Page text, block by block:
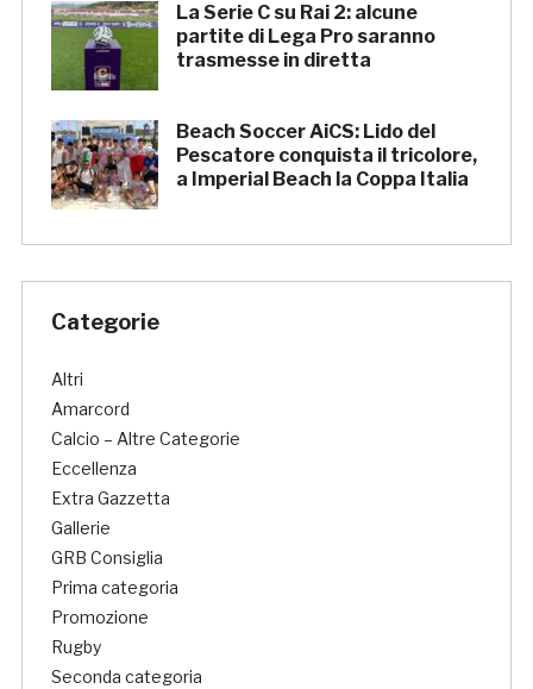
La Serie C su Rai 2: alcune
partite di Lega Pro saranno
trasmesse in diretta
Beach Soccer AiCS: Lido del
Pescatore conquista il tricolore,
a Imperial Beach la Coppa Italia
Categorie
Altri
Amarcord
Calcio – Altre Categorie
Eccellenza
Extra Gazzetta
Gallerie
GRB Consiglia
Prima categoria
Promozione
Rugby
Seconda categoria